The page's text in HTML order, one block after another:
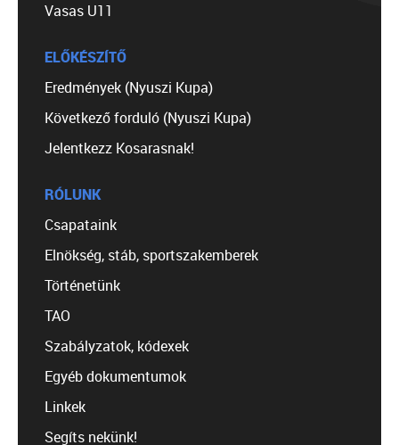
Vasas U11
ELŐKÉSZÍTŐ
Eredmények (Nyuszi Kupa)
Következő forduló (Nyuszi Kupa)
Jelentkezz Kosarasnak!
RÓLUNK
Csapataink
Elnökség, stáb, sportszakemberek
Történetünk
TAO
Szabályzatok, kódexek
Egyéb dokumentumok
Linkek
Segíts nekünk!